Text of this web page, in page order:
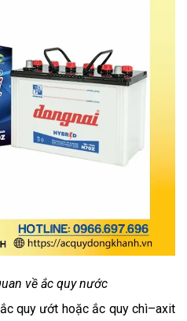
về ắc quy nước
quy ướt hoặc ắc quy chì–axit